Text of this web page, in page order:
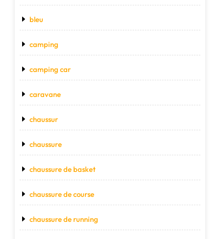
bleu
camping
camping car
caravane
chaussur
chaussure
chaussure de basket
chaussure de course
chaussure de running